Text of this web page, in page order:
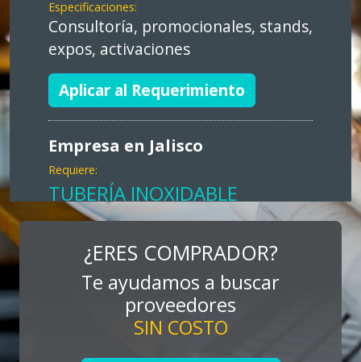
Especificaciones:
Consultoría, promocionales, stands,
expos, activaciones
Aplicar al Requerimiento
Empresa en Jalisco
Requiere:
TUBERÍA INOXIDABLE
Especificaciones:
cualquiera
Aplicar al Requerimiento
Empresa en Jalisco
¿ERES COMPRADOR?
Te ayudamos a buscar
proveedores
SIN COSTO